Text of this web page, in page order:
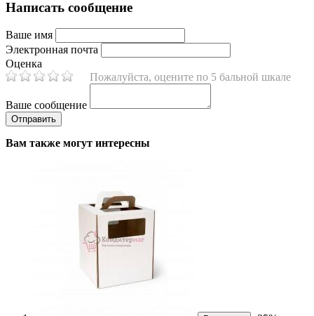
Написать сообщение
Ваше имя
Электронная почта
Оценка
Пожалуйста, оцените по 5 бальной шкале
Ваше сообщение
Вам также могут интересны